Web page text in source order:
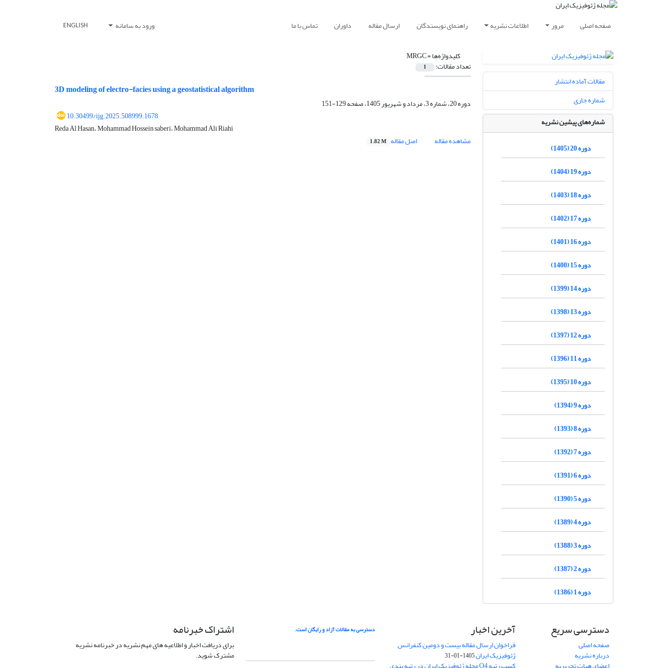
صفحه اصلی مرور اطلاعات نشریه راهنمای نویسندگان ارسال مقاله داوران تماس با ما ورود به سامانه ENGLISH
کلیدواژه‌ها =MRGC
تعداد مقالات: 1
3D modeling of electro-facies using a geostatistical algorithm
دوره 20، شماره 3، مرداد و شهریور 1405، صفحه
129-151
10.30499/ijg.2025.508999.1678
Reda Al Hasan، Mohammad Hossein saberi، Mohammad Ali Riahi
مشاهده مقاله
اصل مقاله 1.82 M
مقالات آماده انتشار
شماره جاری
شماره‌های پیشین نشریه
دوره 20 (1405)
دوره 19 (1404)
دوره 18 (1403)
دوره 17 (1402)
دوره 16 (1401)
دوره 15 (1400)
دوره 14 (1399)
دوره 13 (1398)
دوره 12 (1397)
دوره 11 (1396)
دوره 10 (1395)
دوره 9 (1394)
دوره 8 (1393)
دوره 7 (1392)
دوره 6 (1391)
دوره 5 (1390)
دوره 4 (1389)
دوره 3 (1388)
دوره 2 (1387)
دوره 1 (1386)
دسترسی سریع
صفحه اصلی
درباره نشریه
آخرین اخبار
فراخوان ارسال مقاله بیست و دومین کنفرانس
ژئوفیزیک ایران1405-01-31
دسترسی به مقالات آزاد و رایگان است. اشتراک خبرنامه
برای دریافت اخبار و اطلاعیه های مهم نشریه در خبرنامه نشریه
مشترک شوید.